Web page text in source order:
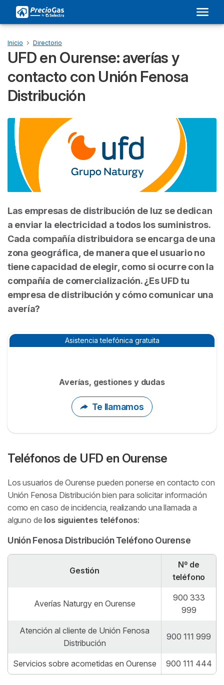
Inicio Directorio
UFD en Ourense: averías y
contacto con Unión Fenosa
Distribución
Las empresas de distribución de luz se dedican
a enviar la electricidad a todos los suministros.
Cada compañía distribuidora se encarga de una
zona geográfica, de manera que el usuario no
tiene capacidad de elegir, como si ocurre con la
compañía de comercialización. ¿Es UFD tu
empresa de distribución y cómo comunicar una
avería?
Asistencia telefónica gratuita
Averías, gestiones y dudas
Te llamamos
Teléfonos de UFD en Ourense
Los usuarios de Ourense pueden ponerse en contacto con
Unión Fenosa Distribución bien para solicitar información
como en caso de incidencia, realizando una llamada a
alguno de los siguientes teléfonos:
Unión Fenosa Distribución Teléfono Ourense
Gestión
Nº de
teléfono
Averías Naturgy en Ourense
900 333
999
Atención al cliente de Unión Fenosa
Distribución
900 111 999
Servicios sobre acometidas en Ourense 900 111 444